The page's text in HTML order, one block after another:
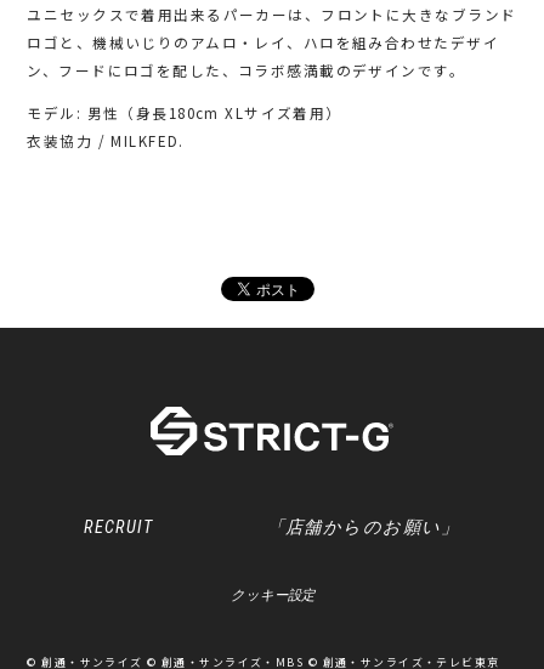
ユニセックスで着用出来るパーカーは、フロントに大きなブランド
ロゴと、機械いじりのアムロ・レイ、ハロを組み合わせたデザイ
ン、フードにロゴを配した、コラボ感満載のデザインです。
モデル: 男性（身長180cm XLサイズ着用）
衣装協力 / MILKFED.
RECRUIT 「店舗からのお願い」
クッキー設定
© 創通・サンライズ © 創通・サンライズ・MBS © 創通・サンライズ・テレビ東京